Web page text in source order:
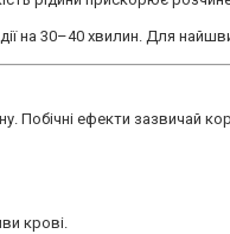
на 30–40 хвилин. Для
Побічні ефекти зазвичай
крові.